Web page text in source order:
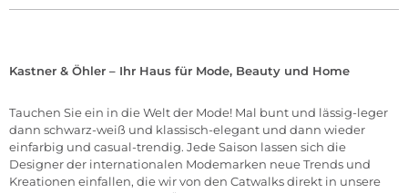
Kastner & Öhler – Ihr Haus für Mode, Beauty und Home
Tauchen Sie ein in die Welt der Mode! Mal bunt und lässig-leger
dann schwarz-weiß und klassisch-elegant und dann wieder
einfarbig und casual-trendig. Jede Saison lassen sich die
Designer der internationalen Modemarken neue Trends und
Kreationen einfallen, die wir von den Catwalks direkt in unsere